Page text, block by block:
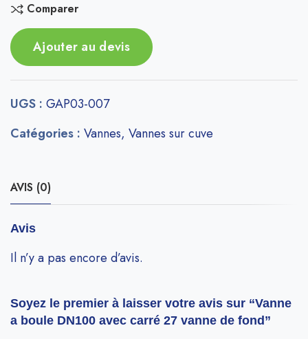
Comparer
Ajouter au devis
UGS : GAP03-007
Catégories : Vannes, Vannes sur cuve
AVIS (0)
Avis
Il n’y a pas encore d’avis.
Soyez le premier à laisser votre avis sur “Vanne
a boule DN100 avec carré 27 vanne de fond”